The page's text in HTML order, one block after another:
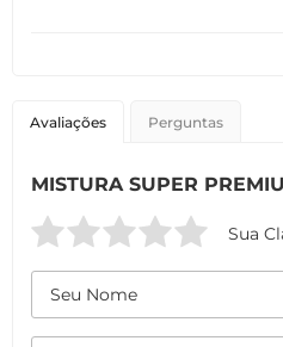
Avaliações Perguntas
MISTURA SUPER
Sua